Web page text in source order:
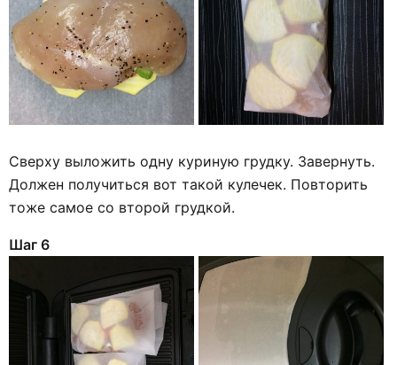
Сверху выложить одну куриную грудку. Завернуть.
Должен получиться вот такой кулечек. Повторить
тоже самое со второй грудкой.
Шаг 6